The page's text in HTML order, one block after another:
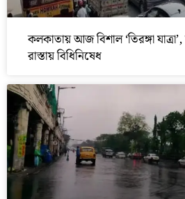
কলকাতায় আজ বিশাল ‘তিরঙ্গা
রাস্তায় বিধিনিষেধ